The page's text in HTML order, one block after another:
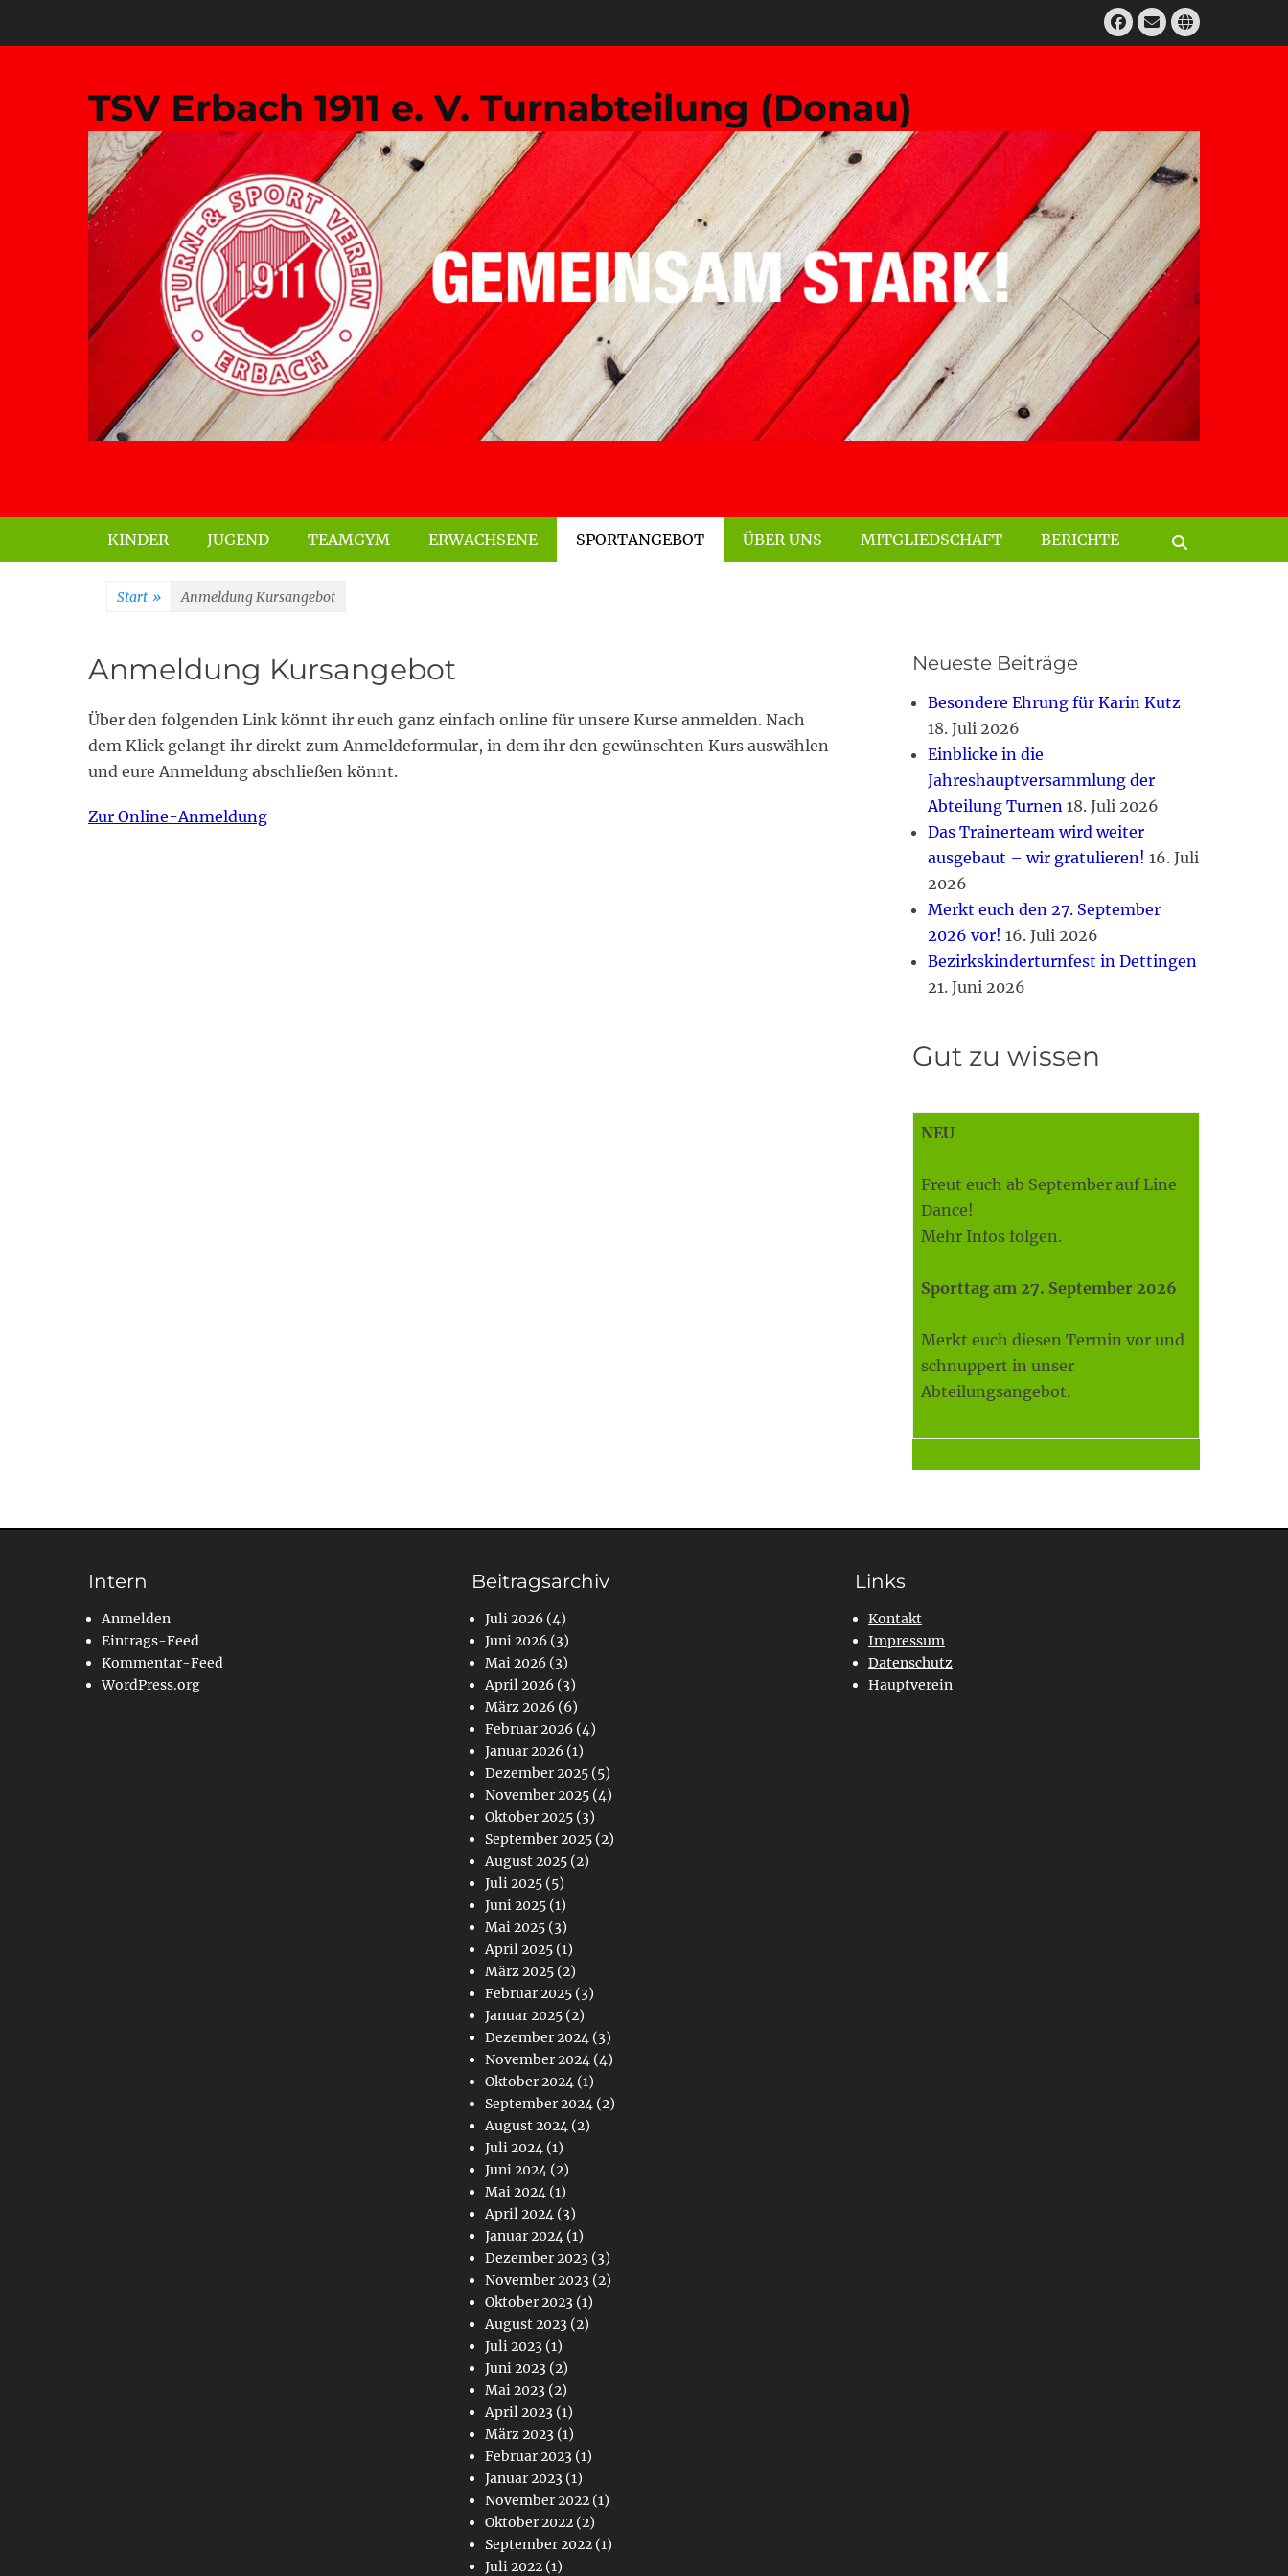
Facebook
E-
Mail
Website
TSV Erbach 1911 e. V. Turnabteilung (Donau)
nach:
Primäres Menü
KINDER JUGEND TEAMGYM ERWACHSENE SPORTANGEBOT ÜBER UNS MITGLIEDSCHAFT BERICHTE
Start » Anmeldung Kursangebot
Anmeldung Kursangebot
Über den folgenden Link könnt ihr euch ganz einfach online für unsere Kurse anmelden. Nach
dem Klick gelangt ihr direkt zum Anmeldeformular, in dem ihr den gewünschten Kurs auswählen
und eure Anmeldung abschließen könnt.
Zur Online-Anmeldung
Neueste Beiträge
Besondere Ehrung für Karin Kutz
18. Juli 2026
Einblicke in die
Jahreshauptversammlung der
Abteilung Turnen 18. Juli 2026
Das Trainerteam wird weiter
ausgebaut – wir gratulieren! 16. Juli
2026
Merkt euch den 27. September
2026 vor! 16. Juli 2026
Bezirkskinderturnfest in Dettingen
21. Juni 2026
Gut zu wissen
NEU
Freut euch ab September auf Line
Dance!
Mehr Infos folgen.
Sporttag am 27. September 2026
Merkt euch diesen Termin vor und
schnuppert in unser
Abteilungsangebot.
Intern
Anmelden
Eintrags-Feed
Kommentar-Feed
WordPress.org
Beitragsarchiv
Juli 2026(4)
Juni 2026(3)
Mai 2026(3)
April 2026(3)
März 2026(6)
Februar 2026(4)
Januar 2026(1)
Dezember 2025(5)
November 2025(4)
Oktober 2025(3)
September 2025(2)
August 2025(2)
Juli 2025(5)
Juni 2025(1)
Mai 2025(3)
April 2025(1)
März 2025(2)
Februar 2025(3)
Januar 2025(2)
Dezember 2024(3)
November 2024(4)
Oktober 2024(1)
September 2024(2)
August 2024(2)
Juli 2024(1)
Juni 2024(2)
Mai 2024(1)
April 2024(3)
Januar 2024(1)
Dezember 2023(3)
November 2023(2)
Oktober 2023(1)
August 2023(2)
Juli 2023(1)
Juni 2023(2)
Mai 2023(2)
April 2023(1)
März 2023(1)
Februar 2023(1)
Januar 2023(1)
November 2022(1)
Oktober 2022(2)
September 2022(1)
Juli 2022(1)
Links
Kontakt
Impressum
Datenschutz
Hauptverein